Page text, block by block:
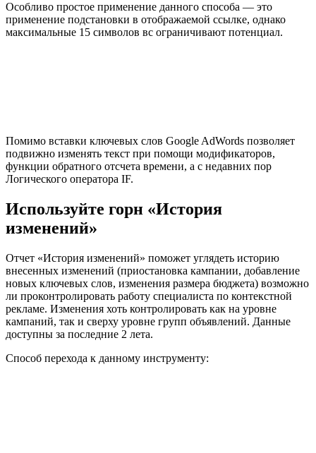
Особливо простое применение данного способа — это
применение подстановки в отображаемой ссылке, однако
максимальные 15 символов вс ограничивают потенциал.
Помимо вставки ключевых слов Google AdWords позволяет
подвижно изменять текст при помощи модификаторов,
функции обратного отсчета времени, а с недавних пор
Логического оператора IF.
Используйте горн «История
изменений»
Отчет «История изменений» поможет углядеть историю
внесенных изменений (приостановка кампании, добавление
новых ключевых слов, изменения размера бюджета) возможно
ли проконтролировать работу специалиста по контекстной
рекламе. Изменения хоть контролировать как на уровне
кампаний, так и сверху уровне групп объявлений. Данные
доступны за последние 2 лета.
Способ перехода к данному инструменту: